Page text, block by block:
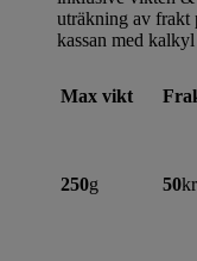
uträkning av frakt
kassan med
Max vikt
250g 50kr